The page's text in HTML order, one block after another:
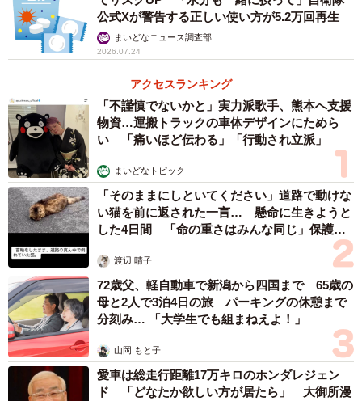
公式Xが警告する正しい使い方が5.2万回再生
まいどなニュース調査部
2026.07.24
アクセスランキング
「不謹慎でないかと」実力派歌手、熊本へ支援
物資…運搬トラックの車体デザインにためら
い 「痛いほど伝わる」「行動され立派」
まいどなトピック
「そのままにしといてください」道路で動けな
い猫を前に返された一言… 懸命に生きようと
した4日間 「命の重さはみんな同じ」保護団
渡辺 晴子
72歳父、軽自動車で新潟から四国まで 65歳の
母と2人で3泊4日の旅 パーキングの休憩まで
分刻み… 「大学生でも組まねえよ！」
山岡 もと子
愛車は総走行距離17万キロのホンダレジェン
ド 「どなたか欲しい方が居たら」 大御所漫